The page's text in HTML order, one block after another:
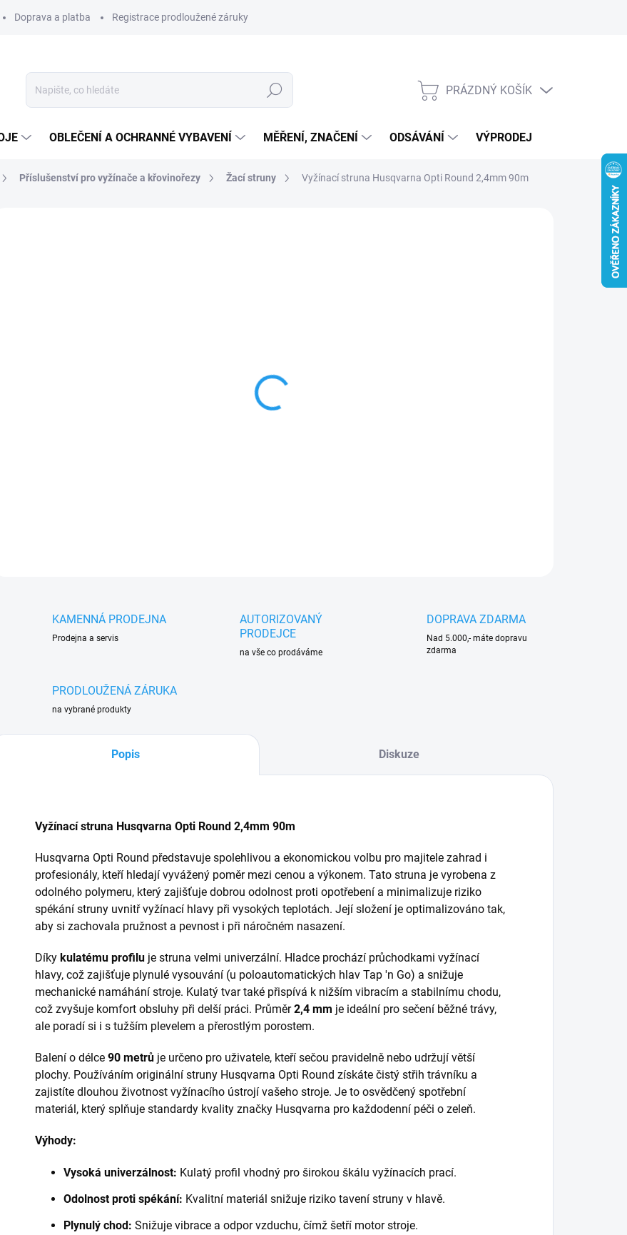
Doprava a platba Registrace prodloužené záruky
Hledat
NÁKUPNÍ
PRÁZDNÝ KOŠÍK
OBLEČENÍ A OCHRANNÉ VYBAVENÍ MĚŘENÍ, ZNAČENÍ ODSÁVÁNÍ VÝPRODEJ
Příslušenství pro vyžínače a křovinořezy Žací struny Vyžínací struna Husqvarna Opti Round 2,4mm 90m
KAMENNÁ PRODEJNA
Prodejna a servis
AUTORIZOVANÝ
PRODEJCE
na vše co prodáváme
DOPRAVA ZDARMA
Nad 5.000,- máte dopravu
zdarma
PRODLOUŽENÁ ZÁRUKA
na vybrané produkty
Popis Diskuze
Vyžínací struna Husqvarna Opti Round 2,4mm 90m
Husqvarna Opti Round představuje spolehlivou a ekonomickou volbu pro majitele zahrad i
profesionály, kteří hledají vyvážený poměr mezi cenou a výkonem. Tato struna je vyrobena z
odolného polymeru, který zajišťuje dobrou odolnost proti opotřebení a minimalizuje riziko
spékání struny uvnitř vyžínací hlavy při vysokých teplotách. Její složení je optimalizováno tak,
aby si zachovala pružnost a pevnost i při náročném nasazení.
Díky kulatému profilu je struna velmi univerzální. Hladce prochází průchodkami vyžínací
hlavy, což zajišťuje plynulé vysouvání (u poloautomatických hlav Tap 'n Go) a snižuje
mechanické namáhání stroje. Kulatý tvar také přispívá k nižším vibracím a stabilnímu chodu,
což zvyšuje komfort obsluhy při delší práci. Průměr2,4 mm je ideální pro sečení běžné trávy,
ale poradí si i s tužším plevelem a přerostlým porostem.
Balení o délce 90 metrů je určeno pro uživatele, kteří sečou pravidelně nebo udržují větší
plochy. Používáním originální struny Husqvarna Opti Round získáte čistý střih trávníku a
zajistíte dlouhou životnost vyžínacího ústrojí vašeho stroje. Je to osvědčený spotřební
materiál, který splňuje standardy kvality značky Husqvarna pro každodenní péči o zeleň.
Výhody:
Vysoká univerzálnost: Kulatý profil vhodný pro širokou škálu vyžínacích prací.
Odolnost proti spékání: Kvalitní materiál snižuje riziko tavení struny v hlavě.
Plynulý chod: Snižuje vibrace a odpor vzduchu, čímž šetří motor stroje.